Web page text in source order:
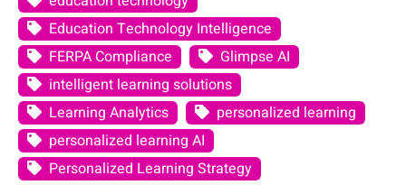
Education Technology Intelligence
FERPA Compliance
Glimpse AI
intelligent learning solutions
Learning Analytics
personalized learning
personalized learning AI
Personalized Learning Strategy